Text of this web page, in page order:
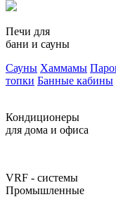
Печи для
бани и сауны
Сауны Хаммамы
топки Банные кабины
Кондиционеры
для дома и офиса
VRF - системы
Промышленные